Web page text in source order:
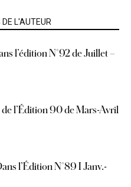
DE L'AUTEUR
l’édition N°92 de Juillet –
l’Édition 90 de Mars-Avril
l’Édition N°89 I Janv.-